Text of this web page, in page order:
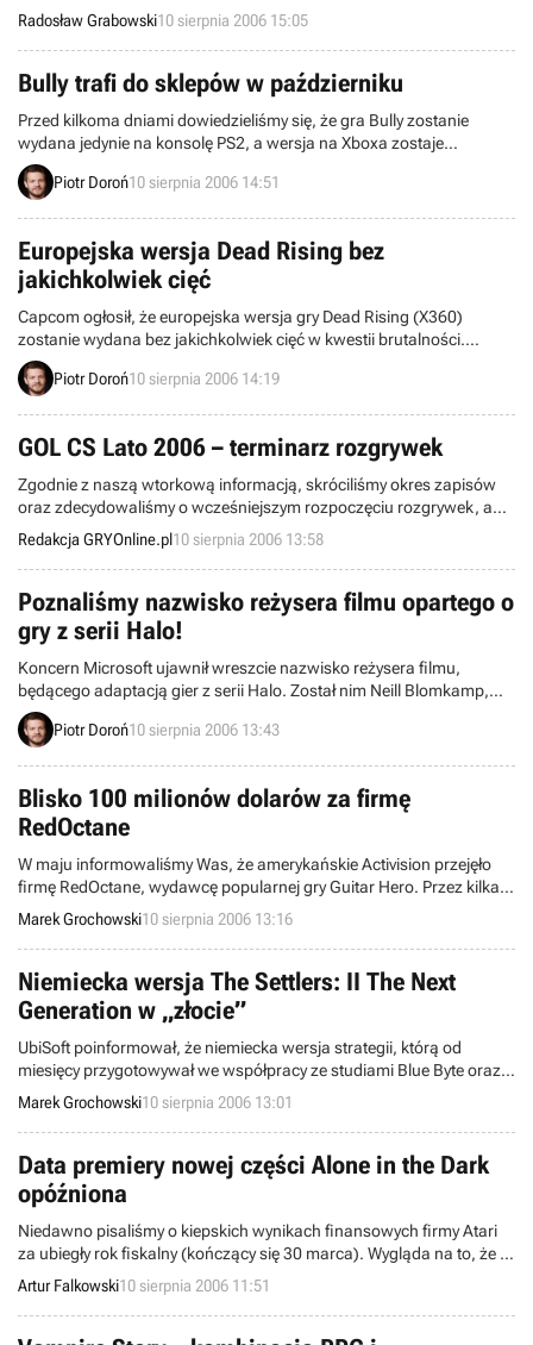
firmowanej przez londyńskie studio korporacji Sony Computer
Entertainment. Nie będzie ona jednak ostatnią częścią
wspomnianego cyklu, przeznaczoną dla konsoli PlayStation 2.
Bowiem właśnie zapowiedziano produkt o nazwie SingStar
Legends.
Radosław Grabowski10 sierpnia 2006 15:05
Bully trafi do sklepów w październiku
Przed kilkoma dniami dowiedzieliśmy się, że gra Bully zostanie
wydana jedynie na konsolę PS2, a wersja na Xboxa zostaje
skasowana. Biorąc jednak pod uwagę fakt, że niektórzy zaczynali
już powątpiewać (o czym donosił przedstawiciel firmy Rockstar
Piotr Doroń10 sierpnia 2006 14:51
Europejska wersja Dead Rising bez
jakichkolwiek cięć
Capcom ogłosił, że europejska wersja gry Dead Rising (X360)
zostanie wydana bez jakichkolwiek cięć w kwestii brutalności.
Protesty niemieckich organizacji walczących przeciwko nadmiernej
ilości zbyt dojrzałych scen w grach komputerowych nie zdały się
Piotr Doroń10 sierpnia 2006 14:19
GOL CS Lato 2006 – terminarz rozgrywek
Zgodnie z naszą wtorkową informacją, skróciliśmy okres zapisów
oraz zdecydowaliśmy o wcześniejszym rozpoczęciu rozgrywek, aby
nie kolidowały one z targami Games Convention i finałami European
Nations Cup organizowanymi przez Electronic Sports League.
Redakcja GRYOnline.pl10 sierpnia 2006 13:58
Poznaliśmy nazwisko reżysera filmu opartego o
gry z serii Halo!
Koncern Microsoft ujawnił wreszcie nazwisko reżysera filmu,
będącego adaptacją gier z serii Halo. Został nim Neill Blomkamp,
nieznany szerzej reżyser krótkich, niezależnych produkcji, licznych
reklamówek, mający również w dorobku współpracę przy produkcji
Piotr Doroń10 sierpnia 2006 13:43
Blisko 100 milionów dolarów za firmę
RedOctane
W maju informowaliśmy Was, że amerykańskie Activision przejęło
firmę RedOctane, wydawcę popularnej gry Guitar Hero. Przez kilka
miesięcy, które minęły od tego wydarzenia, dziennikarze próbowali
dowiedzieć się, na jaką kwotę opiewała umowa podpisana przez
obie strony.
Marek Grochowski10 sierpnia 2006 13:16
Niemiecka wersja The Settlers: II The Next
Generation w „złocie”
UbiSoft poinformował, że niemiecka wersja strategii, którą od
miesięcy przygotowywał we współpracy ze studiami Blue Byte oraz
Funatics Software, osiągnęła właśnie status „gold”, co oznacza, że
jej proces produkcyjny dobiegł końca.
Marek Grochowski10 sierpnia 2006 13:01
Data premiery nowej części Alone in the Dark
opóźniona
Niedawno pisaliśmy o kiepskich wynikach finansowych firmy Atari
za ubiegły rok fiskalny (kończący się 30 marca). Wygląda na to, że to
nie koniec złych wieści. Premiera przez wielu oczekiwanej
kontynuacji Alone in the Dark została przeniesiona z tegorocznego
Bożego Narodzenia na okres między kwietniem 2007 roku a
Artur Falkowski10 sierpnia 2006 11:51